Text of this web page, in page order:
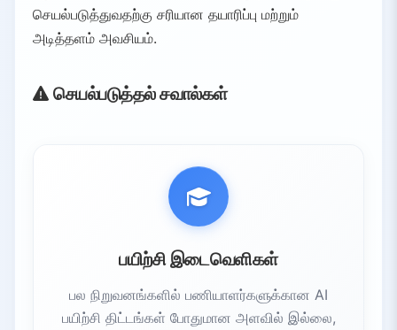
செயல்படுத்துவதற்கு சரியான தயாரிப்பு மற்றும்
அடித்தளம் அவசியம்.
செயல்படுத்தல் சவால்கள்
பயிற்சி இடைவெளிகள்
பல நிறுவனங்களில் பணியாளர்களுக்கான AI
பயிற்சி திட்டங்கள் போதுமான அளவில் இல்லை,